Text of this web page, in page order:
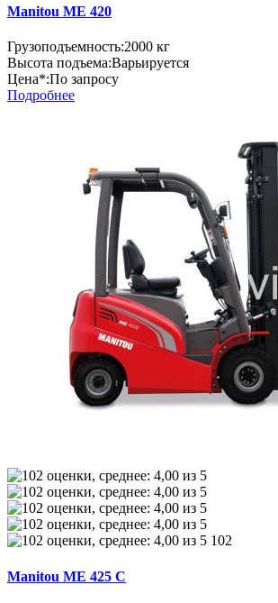
Manitou ME 420
Грузоподъемность:2000 кг
Высота подъема:Варьируется
Цена*:По запросу
Подробнее
102
Manitou ME 425 C